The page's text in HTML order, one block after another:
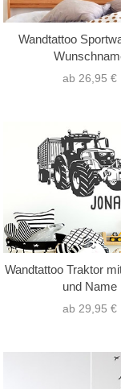
Wandtattoo
ab 26,95 €
Wandtattoo Traktor
und Name
ab 29,95 €